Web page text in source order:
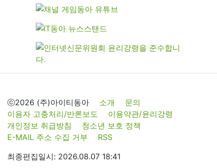
ⓒ2026 (주)아이티동아 소개
문의
이용자 고충처리/반론보도
이용약관/윤리강령
개인정보 취급방침
청소년 보호 정책
E-MAIL 주소 수집 거부
RSS
최종편집일시: 2026.08.07 18:41